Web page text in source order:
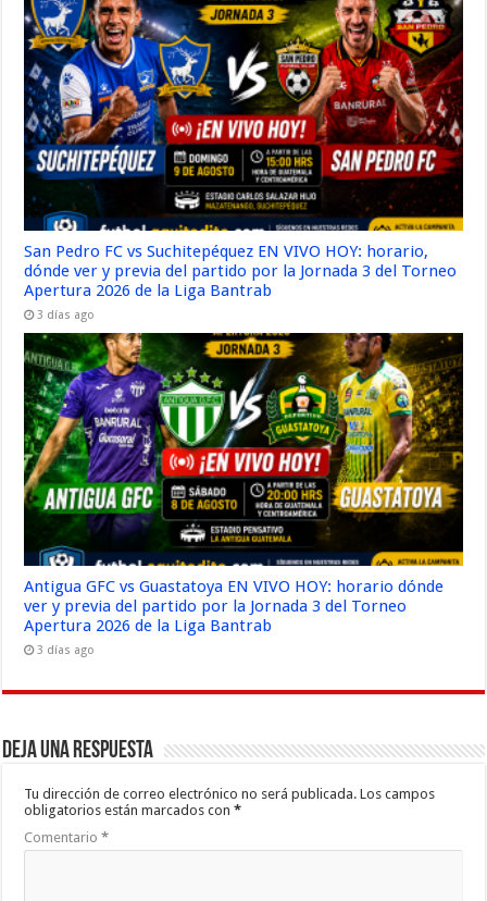
San Pedro FC vs Suchitepéquez EN VIVO HOY: horario,
dónde ver y previa del partido por la Jornada 3 del Torneo
Apertura 2026 de la Liga Bantrab
3 días ago
Antigua GFC vs Guastatoya EN VIVO HOY: horario dónde
ver y previa del partido por la Jornada 3 del Torneo
Apertura 2026 de la Liga Bantrab
3 días ago
Deja una respuesta
Tu dirección de correo electrónico no será publicada. Los campos
obligatorios están marcados con*
Comentario*